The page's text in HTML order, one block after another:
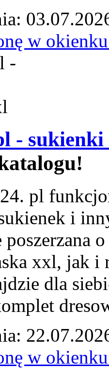
w
-
pl
i
poszerzana
xxl, jak i
dla
w